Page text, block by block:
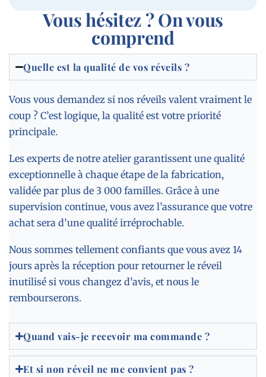
Vous hésitez ? On vous
comprend
Quelle est la qualité de vos réveils ?
Vous vous demandez si nos réveils valent vraiment le
coup ? C’est logique, la qualité est votre priorité
principale.
Les experts de notre atelier garantissent une qualité
exceptionnelle à chaque étape de la fabrication,
validée par plus de 3 000 familles. Grâce à une
supervision continue, vous avez l’assurance que votre
achat sera d’une qualité irréprochable.
Nous sommes tellement confiants que vous avez 14
jours après la réception pour retourner le réveil
inutilisé si vous changez d’avis, et nous le
rembourserons.
Quand vais-je recevoir ma commande ?
Et si non réveil ne me convient pas ?